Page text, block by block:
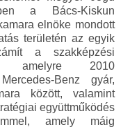
a Bács-Kiskun
elnöke mondott
területén az egyik
a szakképzési
amelyre 2010
Benz gyár,
között, valamint
együttműködés
amely máig